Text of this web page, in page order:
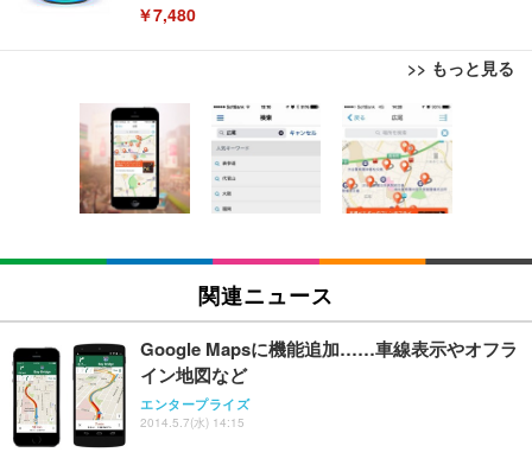
￥7,480
>> もっと見る
[EdoErgo] オフィスチェア 椅子 テレワーク 疲れな
い 跳ね上げ式アームレスト コンパクト 約105度ロッ
キング pc 事務椅子 360度回転 座面昇降 強化ナイロ
ン樹脂ベース 通気性メッシュ 在宅ワーク H-WY01
(黒網+黒枠+黒足)
￥5,699
SIHOO B100 オフィスチェア／デスクチェア メッシ
ュチェア 人間工学 疲れない ブラック
￥27,999
Sezlife オフィスチェア デスクチェア 疲れない テレ
ワーク チェア 強化バックレスト 30度ロッキング機
能 人間工学 椅子 腰サポート 90度跳ね上げ式アーム
EIZO ビジネス向けプレミアムモニター | FlexScan
EV3240X-WT | 31.5型4K UHD・USB Type-C・ホワ
イト
￥105,595
EIZO ビジネス向けプレミアムモニター | FlexScan
￥109,572
【純正品】27"ゲーミングモニター DualSense 充電
フック付き（CFI-ZDM1J）
Amazonベーシック ペットシーツ 薄型 レギュラー 1
回使い捨て 無香料 ホワイト 300枚
￥3,373
Amazonベーシック ペットシーツ 厚型 ワイド 42枚
x2袋(84枚) ホワイト(吸収面:ライトブルー)
￥3,234
ネオ・ルーライフ ネオ・オムツ L 中型犬用 26枚入
り 単品
関連ニュース
Google Mapsに機能追加……車線表示やオフラ
イン地図など
エンタープライズ
2014.5.7(水) 14:15